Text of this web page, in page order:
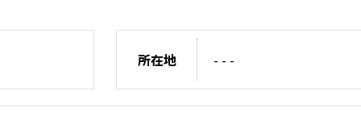
所在地 - - -